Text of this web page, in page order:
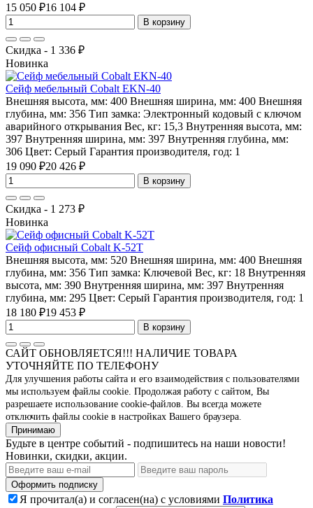
15 050 ₽16 104 ₽
В корзину
Скидка - 1 336 ₽
Новинка
Сейф мебельный Cobalt EKN-40
Внешняя высота, мм: 400 Внешняя ширина, мм: 400 Внешняя
глубина, мм: 356 Тип замка: Электронный кодовый с ключом
аварийного открывания Вес, кг: 15,3 Внутренняя высота, мм:
397 Внутренняя ширина, мм: 397 Внутренняя глубина, мм:
306 Цвет: Серый Гарантия производителя, год: 1
19 090 ₽20 426 ₽
В корзину
Скидка - 1 273 ₽
Новинка
Сейф офисный Cobalt K-52T
Внешняя высота, мм: 520 Внешняя ширина, мм: 400 Внешняя
глубина, мм: 356 Тип замка: Ключевой Вес, кг: 18 Внутренняя
высота, мм: 390 Внутренняя ширина, мм: 397 Внутренняя
глубина, мм: 295 Цвет: Серый Гарантия производителя, год: 1
18 180 ₽19 453 ₽
В корзину
САЙТ ОБНОВЛЯЕТСЯ!!! НАЛИЧИЕ ТОВАРА
УТОЧНЯЙТЕ ПО ТЕЛЕФОНУ
Для улучшения работы сайта и его взаимодействия с пользователями
мы используем файлы cookie. Продолжая работу с сайтом, Вы
разрешаете использование cookie-файлов. Вы всегда можете
отключить файлы cookie в настройках Вашего браузера.
Принимаю
Будьте в центре событий - подпишитесь на наши новости!
Новинки, скидки, акции.
Оформить подписку
Я прочитал(а) и согласен(на) с условиями Политика